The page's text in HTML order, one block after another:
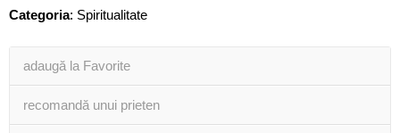
Categoria: Spiritualitate
adaugă la Favorite
recomandă unui prieten